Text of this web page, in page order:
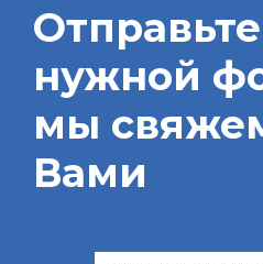
нужной
мы
Вами